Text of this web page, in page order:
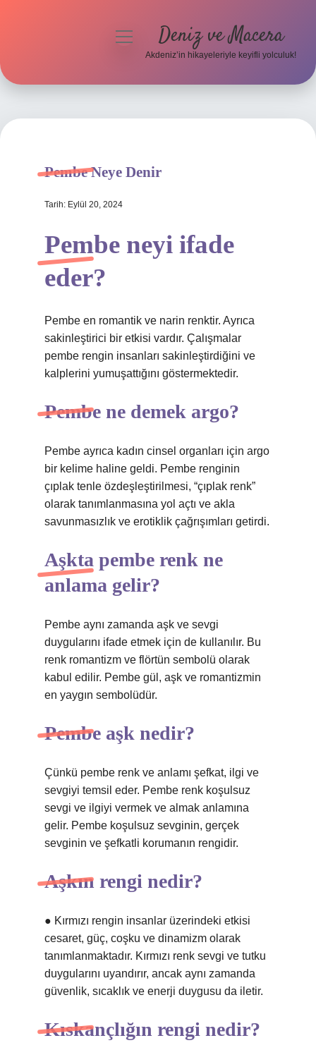
Hakkımızda
menüyü Deniz ve Macera
Akdeniz’in hikayeleriyle keyifli yolculuk!
Pembe Neye Denir
Tarih: Eylül 20, 2024
Pembe neyi ifade
eder?
Pembe en romantik ve narin renktir. Ayrıca
sakinleştirici bir etkisi vardır. Çalışmalar
pembe rengin insanları sakinleştirdiğini ve
kalplerini yumuşattığını göstermektedir.
Pembe ne demek argo?
Pembe ayrıca kadın cinsel organları için argo
bir kelime haline geldi. Pembe renginin
çıplak tenle özdeşleştirilmesi, “çıplak renk”
olarak tanımlanmasına yol açtı ve akla
savunmasızlık ve erotiklik çağrışımları getirdi.
Aşkta pembe renk ne
anlama gelir?
Pembe aynı zamanda aşk ve sevgi
duygularını ifade etmek için de kullanılır. Bu
renk romantizm ve flörtün sembolü olarak
kabul edilir. Pembe gül, aşk ve romantizmin
en yaygın sembolüdür.
Pembe aşk nedir?
Çünkü pembe renk ve anlamı şefkat, ilgi ve
sevgiyi temsil eder. Pembe renk koşulsuz
sevgi ve ilgiyi vermek ve almak anlamına
gelir. Pembe koşulsuz sevginin, gerçek
sevginin ve şefkatli korumanın rengidir.
Aşkın rengi nedir?
● Kırmızı rengin insanlar üzerindeki etkisi
cesaret, güç, coşku ve dinamizm olarak
tanımlanmaktadır. Kırmızı renk sevgi ve tutku
duygularını uyandırır, ancak aynı zamanda
güvenlik, sıcaklık ve enerji duygusu da iletir.
Kıskançlığın rengi nedir?